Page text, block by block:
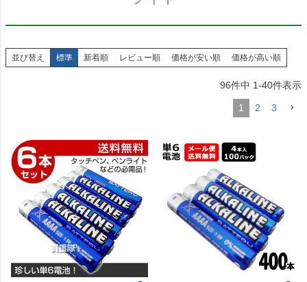
並び替え 標準 新着順 レビュー順 価格が安い順 価格が高い順
96件中 1-40件表示
1 2 3